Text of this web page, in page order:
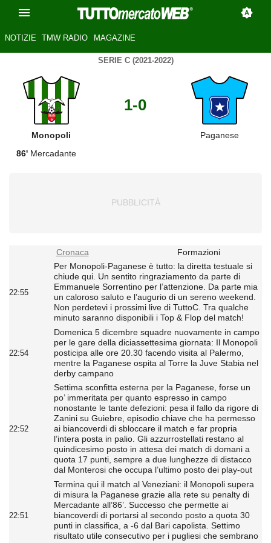
NOTIZIE TMW RADIO MAGAZINE
SERIE C (2021-2022)
Monopoli
1-0
Paganese
86' Mercadante
Cronaca Formazioni
22:55
Per Monopoli-Paganese è tutto: la diretta testuale si
chiude qui. Un sentito ringraziamento da parte di
Emmanuele Sorrentino per l’attenzione. Da parte mia
un caloroso saluto e l’augurio di un sereno weekend.
Non perdetevi i prossimi live di TuttoC. Tra qualche
minuto saranno disponibili i Top & Flop del match!
22:54
Domenica 5 dicembre squadre nuovamente in campo
per le gare della diciassettesima giornata: Il Monopoli
posticipa alle ore 20.30 facendo visita al Palermo,
mentre la Paganese ospita al Torre la Juve Stabia nel
derby campano
22:52
Settima sconfitta esterna per la Paganese, forse un
po’ immeritata per quanto espresso in campo
nonostante le tante defezioni: pesa il fallo da rigore di
Zanini su Guiebre, episodio chiave che ha permesso
ai biancoverdi di sbloccare il match e far propria
l’intera posta in palio. Gli azzurrostellati restano al
quindicesimo posto in attesa dei match di domani a
quota 17 punti, sempre a due lunghezze di distacco
dal Monterosi che occupa l’ultimo posto dei play-out
22:51
Termina qui il match al Veneziani: il Monopoli supera
di misura la Paganese grazie alla rete su penalty di
Mercadante all’86’. Successo che permette ai
biancoverdi di portarsi al secondo posto a quota 30
punti in classifica, a -6 dal Bari capolista. Settimo
risultato utile consecutivo per i pugliesi che sembrano